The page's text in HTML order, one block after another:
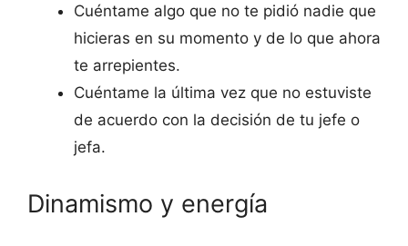
Cuéntame algo que no te pidió nadie que
hicieras en su momento y de lo que ahora
te arrepientes.
Cuéntame la última vez que no estuviste
de acuerdo con la decisión de tu jefe o
jefa.
Dinamismo y energía